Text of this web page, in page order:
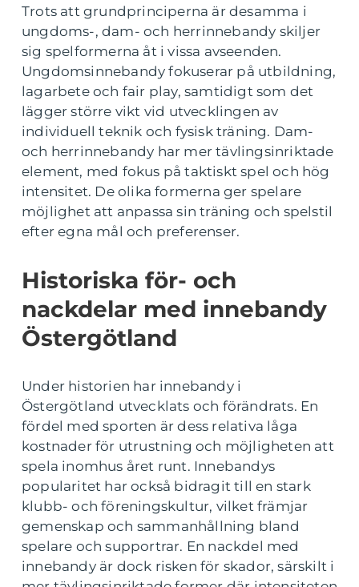
Trots att grundprinciperna är desamma i
ungdoms-, dam- och herrinnebandy skiljer
sig spelformerna åt i vissa avseenden.
Ungdomsinnebandy fokuserar på utbildning,
lagarbete och fair play, samtidigt som det
lägger större vikt vid utvecklingen av
individuell teknik och fysisk träning. Dam-
och herrinnebandy har mer tävlingsinriktade
element, med fokus på taktiskt spel och hög
intensitet. De olika formerna ger spelare
möjlighet att anpassa sin träning och spelstil
efter egna mål och preferenser.
Historiska för- och
nackdelar med innebandy
Östergötland
Under historien har innebandy i
Östergötland utvecklats och förändrats. En
fördel med sporten är dess relativa låga
kostnader för utrustning och möjligheten att
spela inomhus året runt. Innebandys
popularitet har också bidragit till en stark
klubb- och föreningskultur, vilket främjar
gemenskap och sammanhållning bland
spelare och supportrar. En nackdel med
innebandy är dock risken för skador, särskilt i